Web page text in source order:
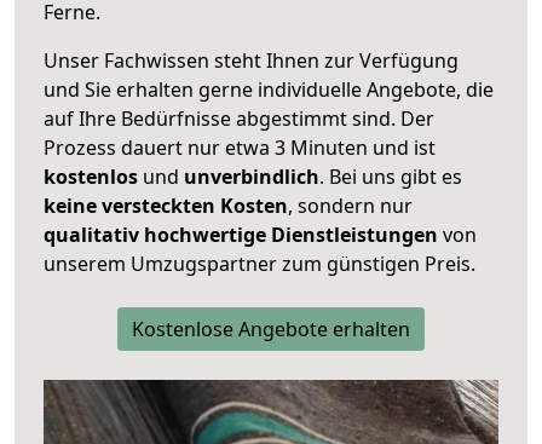
Ferne.
Unser Fachwissen steht Ihnen zur Verfügung
und Sie erhalten gerne individuelle Angebote, die
auf Ihre Bedürfnisse abgestimmt sind. Der
Prozess dauert nur etwa 3 Minuten und ist
kostenlos und unverbindlich. Bei uns gibt es
keine versteckten Kosten, sondern nur
qualitativ hochwertige Dienstleistungen von
unserem Umzugspartner zum günstigen Preis.
Kostenlose Angebote erhalten